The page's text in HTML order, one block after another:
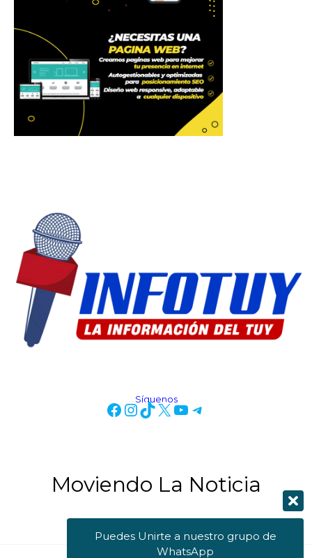
Síguenos
Moviendo La Noticia
Puedes Unirte a nuestro grupo de
WhatsApp